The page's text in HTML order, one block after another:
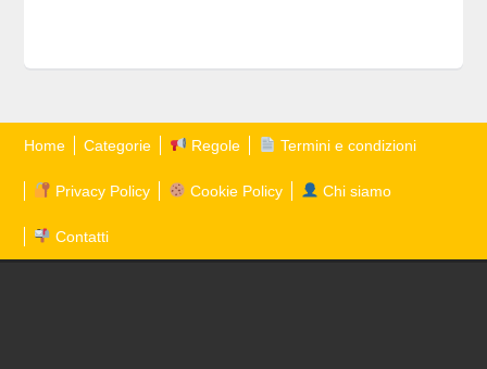
Home Categorie Regole Termini e condizioni
Privacy Policy Cookie Policy Chi siamo
Contatti